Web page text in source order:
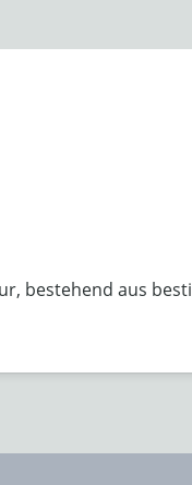
bestehend aus